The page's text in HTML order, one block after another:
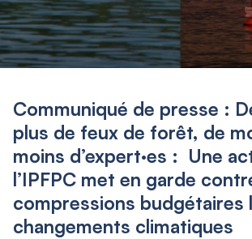
Communiqué de presse :
plus de feux de forêt, de
moins d’expert·es : Une
l’IPFPC met en garde
compressions budgétaires
changements climatiques